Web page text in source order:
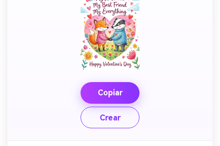
Copiar
Crear